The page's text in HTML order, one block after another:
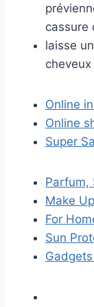
cassure
laisse
cheveux
Online
Online
Super
Parfum,
Make Up
For
Sun